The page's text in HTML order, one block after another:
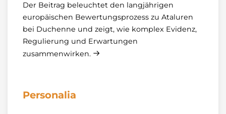
Der Beitrag beleuchtet den langjährigen
europäischen Bewertungsprozess zu Ataluren
bei Duchenne und zeigt, wie komplex Evidenz,
Regulierung und Erwartungen
zusammenwirken.
Personalia